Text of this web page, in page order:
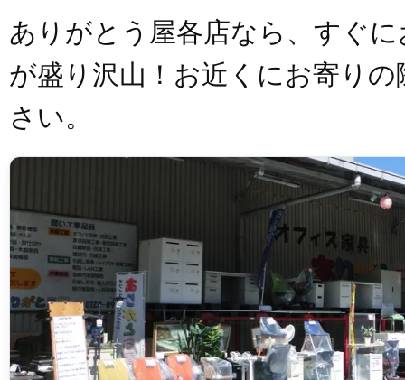
ありがとう屋各店なら、すぐ
が盛り沢山！お近くにお寄り
さい。